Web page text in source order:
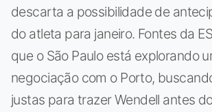
descarta a possibilidade de
do atleta para janeiro. Fontes da
que o São Paulo está explorando
negociação com o Porto,
justas para trazer Wendell antes